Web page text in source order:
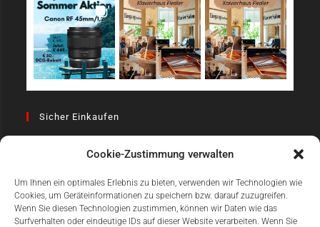
Cookie-Zustimmung verwalten
Um Ihnen ein optimales Erlebnis zu bieten, verwenden wir Technologien wie
Cookies, um Geräteinformationen zu speichern bzw. darauf zuzugreifen.
Wenn Sie diesen Technologien zustimmen, können wir Daten wie das
Surfverhalten oder eindeutige IDs auf dieser Website verarbeiten. Wenn Sie
Sicher Einkaufen